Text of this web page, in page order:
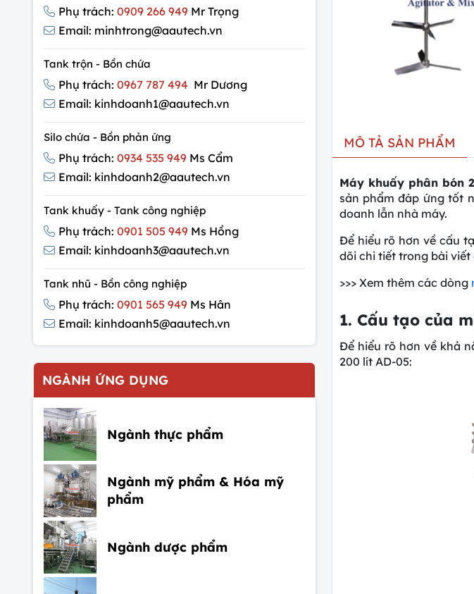
MÔ TẢ SẢN PHẨM
Máy khuấy phân bón
sản phẩm đáp ứng tốt
doanh lẫn nhà máy.
Để hiểu rõ hơn về cấu
dõi chi tiết trong bài viết
>>> Xem thêm các dòng
1. Cấu tạo của
Để hiểu rõ hơn về khả
200 lít AD-05:
Phụ trách:0909 266 949 Mr Trọng
Email: minhtrong@aautech.vn
Tank trộn - Bồn chứa
Phụ trách:0967 787 494 Mr Dương
Email: kinhdoanh1@aautech.vn
Silo chứa - Bồn phản ứng
Phụ trách:0934 535 949 Ms Cẩm
Email: kinhdoanh2@aautech.vn
Tank khuấy - Tank công nghiệp
Phụ trách:0901 505 949 Ms Hồng
Email: kinhdoanh3@aautech.vn
Tank nhũ - Bồn công nghiệp
Phụ trách:0901 565 949 Ms Hân
Email: kinhdoanh5@aautech.vn
NGÀNH ỨNG DỤNG
Ngành thực phẩm
Ngành mỹ phẩm & Hóa mỹ
phẩm
Ngành dược phẩm